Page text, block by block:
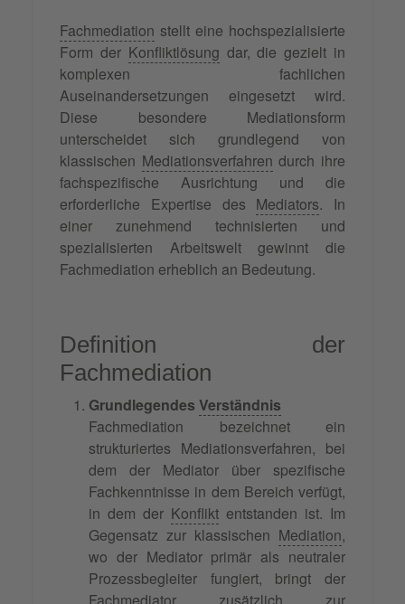
Fachmediation stellt eine hochspezialisierte
Form der Konfliktlösung dar, die gezielt in
komplexen fachlichen
Auseinandersetzungen eingesetzt wird.
Diese besondere Mediationsform
unterscheidet sich grundlegend von
klassischen Mediationsverfahren durch ihre
fachspezifische Ausrichtung und die
erforderliche Expertise des Mediators. In
einer zunehmend technisierten und
spezialisierten Arbeitswelt gewinnt die
Fachmediation erheblich an Bedeutung.
Definition der
Fachmediation
Grundlegendes Verständnis
Fachmediation bezeichnet ein
strukturiertes Mediationsverfahren, bei
dem der Mediator über spezifische
Fachkenntnisse in dem Bereich verfügt,
in dem der Konflikt entstanden ist. Im
Gegensatz zur klassischen Mediation,
wo der Mediator primär als neutraler
Prozessbegleiter fungiert, bringt der